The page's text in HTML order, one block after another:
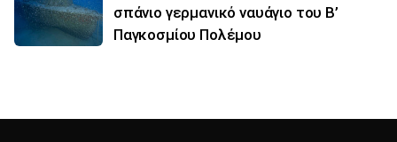
σπάνιο γερμανικό ναυάγιο του Β’
Παγκοσμίου Πολέμου